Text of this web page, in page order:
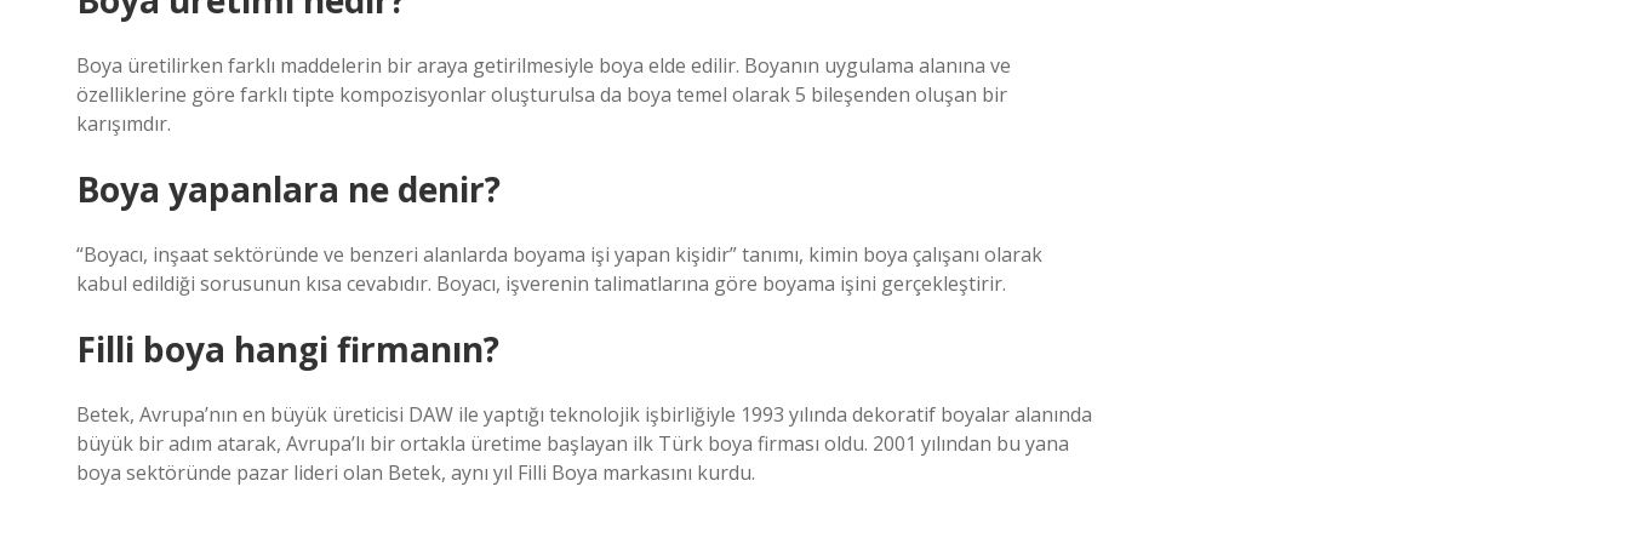
Boya üretilirken farklı maddelerin bir araya getirilmesiyle boya elde edilir. Boyanın uygulama alanına ve
özelliklerine göre farklı tipte kompozisyonlar oluşturulsa da boya temel olarak 5 bileşenden oluşan bir
karışımdır.
Boya yapanlara ne denir?
“Boyacı, inşaat sektöründe ve benzeri alanlarda boyama işi yapan kişidir” tanımı, kimin boya çalışanı olarak
kabul edildiği sorusunun kısa cevabıdır. Boyacı, işverenin talimatlarına göre boyama işini gerçekleştirir.
Filli boya hangi firmanın?
Betek, Avrupa’nın en büyük üreticisi DAW ile yaptığı teknolojik işbirliğiyle 1993 yılında dekoratif boyalar alanında
büyük bir adım atarak, Avrupa’lı bir ortakla üretime başlayan ilk Türk boya firması oldu. 2001 yılından bu yana
boya sektöründe pazar lideri olan Betek, aynı yıl Filli Boya markasını kurdu.